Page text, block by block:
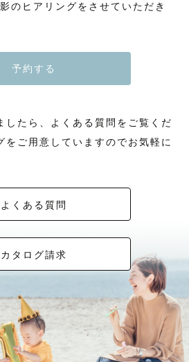
のヒアリングをさせていただき
予約する
したら、よくある質問をご覧くだ
をご用意していますのでお気軽に
よくある質問
カタログ請求